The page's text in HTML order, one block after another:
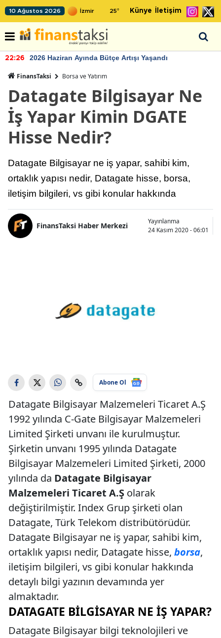
10 Ağustos 2026 25° Künye İletişim
22:26 2026 Haziran Ayında Bütçe Artışı Yaşandı
FinansTaksi Borsa ve Yatırım
Datagate Bilgisayar Ne
İş Yapar Kimin DGATE
Hisse Nedir?
Datagate Bilgisayar ne iş yapar, sahibi kim,
ortaklık yapısı nedir, Datagate hisse, borsa,
iletişim bilgileri, vs gibi konular hakkında
FinansTaksi Haber Merkezi
Yayınlanma
24 Kasım 2020 - 06:01
Abone Ol
Datagate Bilgisayar Malzemeleri Ticaret A.Ş
1992 yılında C-Gate Bilgisayar Malzemeleri
Limited Şirketi unvanı ile kurulmuştur.
Şirketin unvanı 1995 yılında Datagate
Bilgisayar Malzemeleri Limited Şirketi, 2000
yılında da Datagate Bilgisayar
Malzemeleri Ticaret A.Ş olarak
değiştirilmiştir. Index Grup şirketi olan
Datagate, Türk Telekom distribütörüdür.
Datagate Bilgisayar ne iş yapar, sahibi kim,
ortaklık yapısı nedir, Datagate hisse, borsa,
iletişim bilgileri, vs gibi konular hakkında
detaylı bilgi yazının devamında yer
almaktadır.
DATAGATE BILGISAYAR NE İŞ YAPAR?
Datagate Bilgisayar bilgi teknolojileri ve